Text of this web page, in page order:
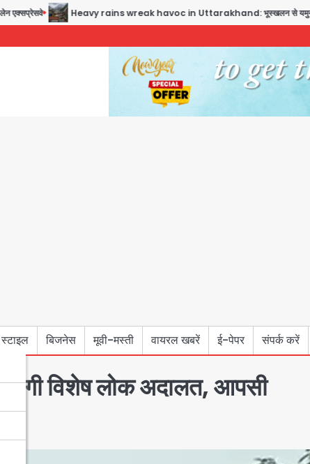
Heavy rains wreak havoc in Uttarakhand: भूस्खलन से यमुनोत्री, केदारनाथ और
बिजनेस मूवी-मस्ती वायरल खबरें ई-पेपर संपर्क करें
विशेष लोक अदालत, आपसी